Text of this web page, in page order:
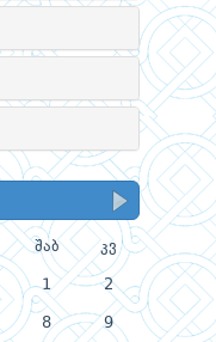
შაბ კვ
1 2
8 9